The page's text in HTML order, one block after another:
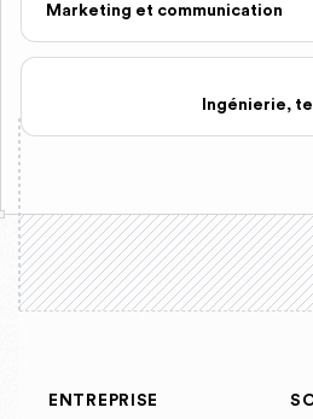
Marketing et communication
Ingénierie,
ENTREPRISE